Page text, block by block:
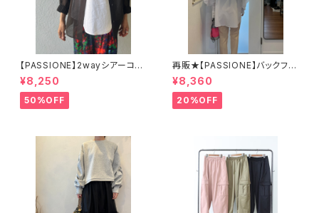
【PASSIONE】2wayシアーコッ
トンドルマンシャツ
¥8,250
50%OFF
再販★【PASSIONE】バックフリ
ルシャツチュニック
¥8,360
20%OFF